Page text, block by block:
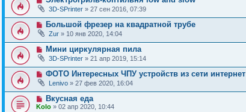
3D-SPrinter » 27 сен 2016, 07:39
Большой фрезер на квадратной трубе
Zur » 10 янв 2020, 14:04
Мини циркулярная пила
3D-SPrinter » 21 апр 2019, 15:14
ФОТО Интересных ЧПУ устройств из сети интернет
Lenivo » 27 фев 2020, 16:04
Вкусная еда
Kolo » 02 апр 2020, 10:44